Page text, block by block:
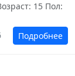
15 Пол:
Подробнее